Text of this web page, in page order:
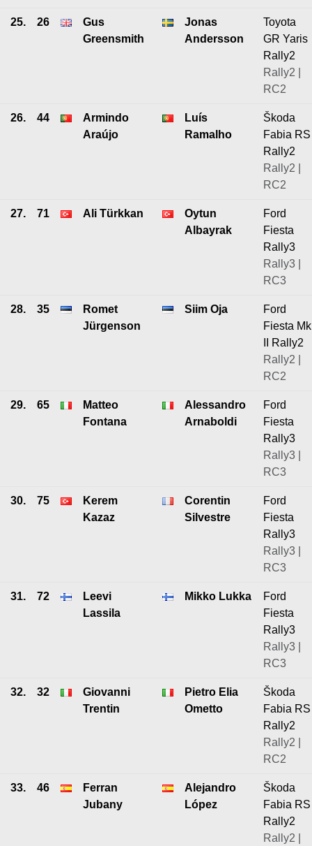
25. 26
Gus
Greensmith
Jonas
Andersson
Toyota
GR Yaris
Rally2
Rally2 |
RC2
26. 44
Armindo
Araújo
Luís
Ramalho
Škoda
Fabia RS
Rally2
Rally2 |
RC2
27. 71 Ali Türkkan
Oytun
Albayrak
Ford
Fiesta
Rally3
Rally3 |
RC3
28. 35
Romet
Jürgenson
Siim Oja
Ford
Fiesta Mk
II Rally2
Rally2 |
RC2
29. 65
Matteo
Fontana
Alessandro
Arnaboldi
Ford
Fiesta
Rally3
Rally3 |
RC3
30. 75
Kerem
Kazaz
Corentin
Silvestre
Ford
Fiesta
Rally3
Rally3 |
RC3
31. 72
Leevi
Lassila
Mikko Lukka
Ford
Fiesta
Rally3
Rally3 |
RC3
32. 32
Giovanni
Trentin
Pietro Elia
Ometto
Škoda
Fabia RS
Rally2
Rally2 |
RC2
33. 46
Ferran
Jubany
Alejandro
López
Škoda
Fabia RS
Rally2
Rally2 |